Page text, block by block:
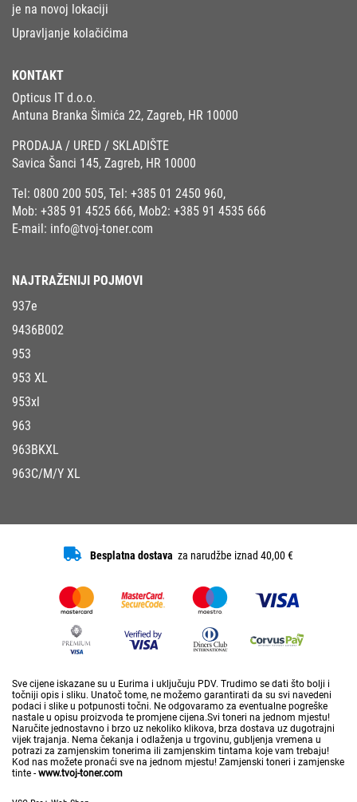
je na novoj lokaciji
Upravljanje kolačićima
KONTAKT
Opticus IT d.o.o.
Antuna Branka Šimića 22, Zagreb, HR 10000
PRODAJA / URED / SKLADIŠTE
Savica Šanci 145, Zagreb, HR 10000
Tel: 0800 200 505, Tel: +385 01 2450 960,
Mob: +385 91 4525 666, Mob2: +385 91 4535 666
E-mail: info@tvoj-toner.com
NAJTRAŽENIJI POJMOVI
937e
9436B002
953
953 XL
953xl
963
963BKXL
963C/M/Y XL
Besplatna dostava za narudžbe iznad 40,00 €
Sve cijene iskazane su u Eurima i uključuju PDV. Trudimo se dati što bolji i
točniji opis i sliku. Unatoč tome, ne možemo garantirati da su svi navedeni
podaci i slike u potpunosti točni. Ne odgovaramo za eventualne pogreške
nastale u opisu proizvoda te promjene cijena.Svi toneri na jednom mjestu!
Naručite jednostavno i brzo uz nekoliko klikova, brza dostava uz dugotrajni
vijek trajanja. Nema čekanja i odlaženja u trgovinu, gubljenja vremena u
potrazi za zamjenskim tonerima ili zamjenskim tintama koje vam trebaju!
Kod nas možete pronaći sve na jednom mjestu! Zamjenski toneri i zamjenske
tinte - www.tvoj-toner.com